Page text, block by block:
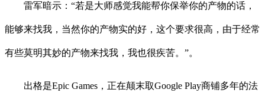
雷军暗示：“若是大师感觉我能帮你保举你的产物的话，
能够来找我，当然你的产物实的好，这个要求很高，由于经常
有些莫明其妙的产物来找我，我也很疾苦。”。
出格是Epic Games，正在颠末取Google Play商铺多年的法